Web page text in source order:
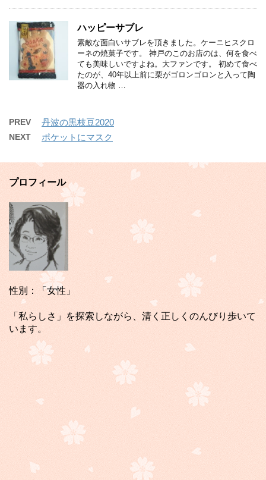
ハッピーサブレ
素敵な面白いサブレを頂きました。ケーニヒスクロ
ーネの焼菓子です。 神戸のこのお店のは、何を食べ
ても美味しいですよね。大ファンです。 初めて食べ
たのが、40年以上前に栗がゴロンゴロンと入って陶
器の入れ物 …
PREV 丹波の黒枝豆2020
NEXT ポケットにマスク
プロフィール
性別：「女性」
「私らしさ」を探索しながら、清く正しくのんびり歩いて
います。